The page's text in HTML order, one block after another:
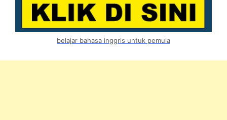
belajar bahasa inggris untuk pemula